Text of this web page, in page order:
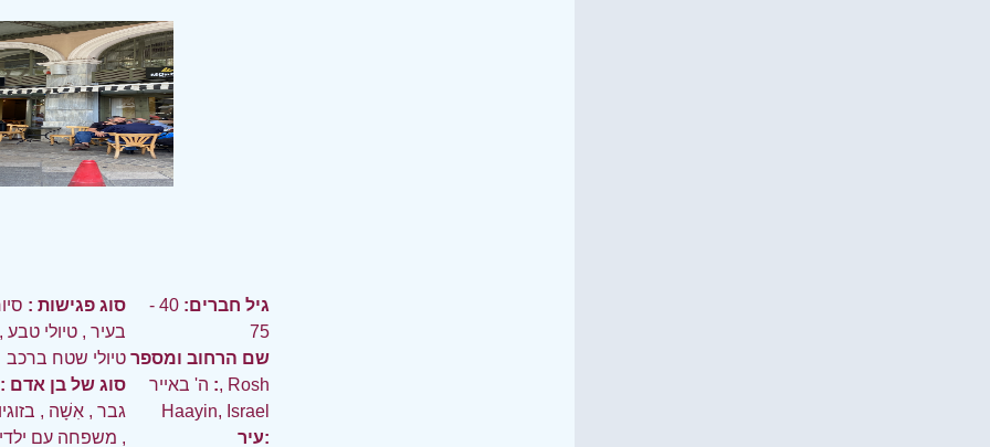
סוג פגישות :
בעיר , טיולי טבע ,
טיולי שטח ברכב
סוג של בן אדם :
גבר , אִשָׁה ,
, משפחה עם
גיל חברים:
40 -
75
שם הרחוב ומספר
: ה' באייר, Rosh
Haayin, Israel
עיר: